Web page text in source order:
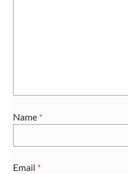
Name *
Email *